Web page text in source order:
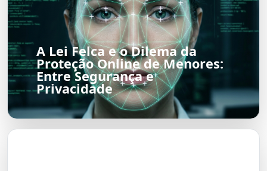
A Lei Felca e o Dilema da
Proteção Online de Menores:
Entre Segurança e
Privacidade